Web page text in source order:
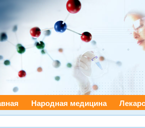
Народная медицина